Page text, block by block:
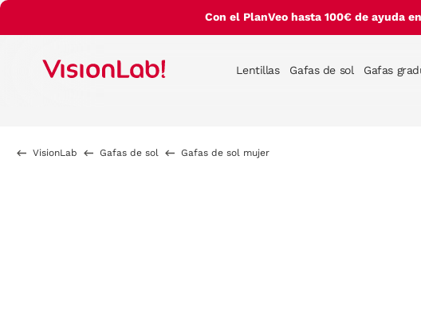
Con el PlanVeo hasta 100€ de ayuda
Lentillas Gafas de sol Gafas
VisionLab Gafas de sol Gafas de sol mujer